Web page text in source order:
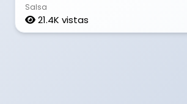
Salsa
21.4K vistas